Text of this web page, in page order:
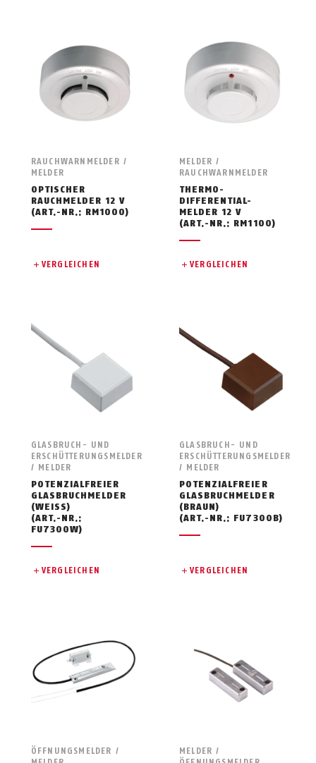
RAUCHWARNMELDER /
MELDER
OPTISCHER
RAUCHMELDER 12 V
(ART.-NR.: RM1000)
VERGLEICHEN
MELDER /
RAUCHWARNMELDER
THERMO-
DIFFERENTIAL-
MELDER 12 V
(ART.-NR.: RM1100)
VERGLEICHEN
GLASBRUCH- UND
ERSCHÜTTERUNGSMELDER
/ MELDER
POTENZIALFREIER
GLASBRUCHMELDER
(WEISS)
(ART.-NR.:
FU7300W)
VERGLEICHEN
GLASBRUCH- UND
ERSCHÜTTERUNGSMELDER
/ MELDER
POTENZIALFREIER
GLASBRUCHMELDER
(BRAUN)
(ART.-NR.: FU7300B)
VERGLEICHEN
ÖFFNUNGSMELDER /
MELDER /